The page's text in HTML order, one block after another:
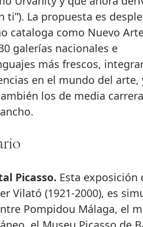
ti”). La propuesta es
cataloga como Nuevo
galerías nacionales e
más frescos,
en el mundo del arte,
los de media
Picasso. Esta exposición
Vilató (1921-2000), es
Pompidou Málaga, el